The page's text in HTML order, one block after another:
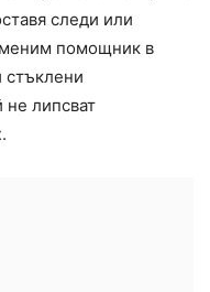
следи или
помощник в
стъклени
не липсват
.